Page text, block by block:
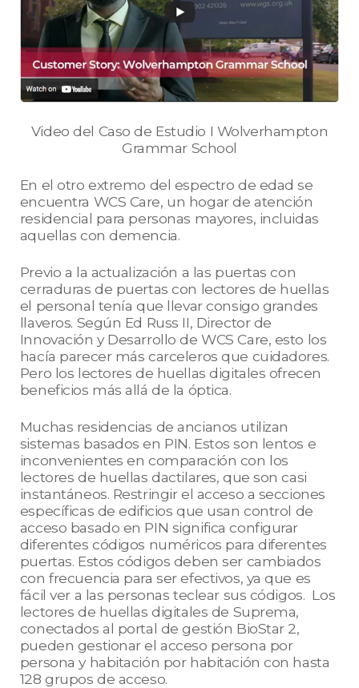
Video del Caso de Estudio I Wolverhampton
Grammar School
En el otro extremo del espectro de edad se
encuentra WCS Care, un hogar de atención
residencial para personas mayores, incluidas
aquellas con demencia.
Previo a la actualización a las puertas con
cerraduras de puertas con lectores de huellas
el personal tenía que llevar consigo grandes
llaveros. Según Ed Russ II, Director de
Innovación y Desarrollo de WCS Care, esto los
hacía parecer más carceleros que cuidadores.
Pero los lectores de huellas digitales ofrecen
beneficios más allá de la óptica.
Muchas residencias de ancianos utilizan
sistemas basados en PIN. Estos son lentos e
inconvenientes en comparación con los
lectores de huellas dactilares, que son casi
instantáneos. Restringir el acceso a secciones
específicas de edificios que usan control de
acceso basado en PIN significa configurar
diferentes códigos numéricos para diferentes
puertas. Estos códigos deben ser cambiados
con frecuencia para ser efectivos, ya que es
fácil ver a las personas teclear sus códigos. Los
lectores de huellas digitales de Suprema,
conectados al portal de gestión BioStar 2,
pueden gestionar el acceso persona por
persona y habitación por habitación con hasta
128 grupos de acceso.